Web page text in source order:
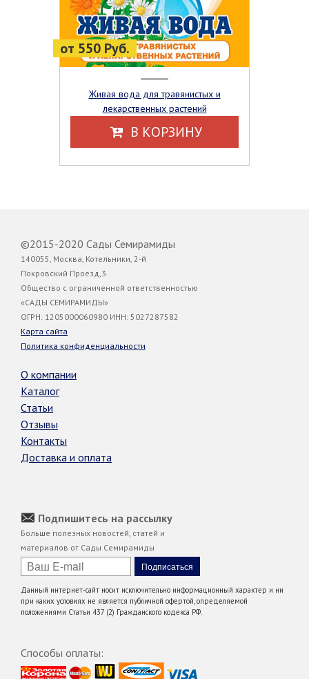
от 550 Руб.
Живая вода для травянистых и
лекарственных растений
В КОРЗИНУ
©2015-2020 Сады Семирамиды
140055, Москва, Котельники, 2-й
Покровский Проезд,3
Общество с ограниченной ответственностью
«САДЫ СЕМИРАМИДЫ»
ОГРН: 1205000060980 ИНН: 5027287582
Карта сайта
Политика конфиденциальности
О компании
Каталог
Статьи
Отзывы
Контакты
Доставка и оплата
Подпишитесь на рассылку
Больше полезных новостей, статей и
материалов от Сады Семирамиды
Данный интернет-сайт носит исключительно информационный характер и ни
при каких условиях не является публичной офертой, определяемой
положениями Статьи 437 (2) Гражданского кодекса РФ.
Способы оплаты: